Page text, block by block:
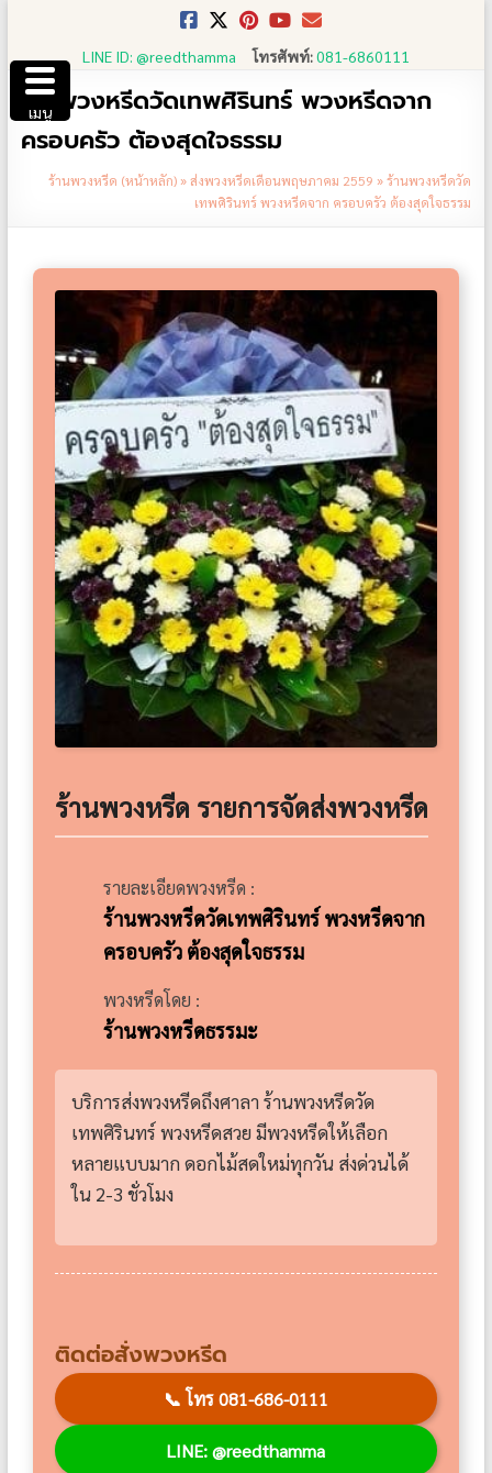
content
LINE ID: @reedthamma โทรศัพท์:081-6860111
ร้านพวงหรีดวัดเทพศิรินทร์ พวงหรีดจาก
ครอบครัว ต้องสุดใจธรรม
ร้านพวงหรีด (หน้าหลัก)»ส่งพวงหรีดเดือนพฤษภาคม 2559 »ร้านพวงหรีดวัด
เทพศิรินทร์ พวงหรีดจาก ครอบครัว ต้องสุดใจธรรม
ร้านพวงหรีด รายการจัดส่งพวงหรีด
รายละเอียดพวงหรีด :
ร้านพวงหรีดวัดเทพศิรินทร์ พวงหรีดจาก
ครอบครัว ต้องสุดใจธรรม
พวงหรีดโดย :
ร้านพวงหรีดธรรมะ
บริการส่งพวงหรีดถึงศาลา ร้านพวงหรีดวัด
เทพศิรินทร์ พวงหรีดสวย มีพวงหรีดให้เลือก
หลายแบบมาก ดอกไม้สดใหม่ทุกวัน ส่งด่วนได้
ใน 2-3 ชั่วโมง
ติดต่อสั่งพวงหรีด
📞 โทร 081-686-0111
LINE: @reedthamma
เมนู